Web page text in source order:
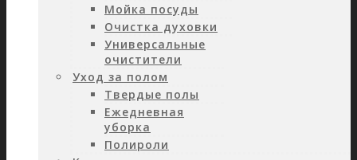
Мойка посуды
Очистка духовки
Универсальные
очистители
Уход за полом
Твердые полы
Ежедневная
уборка
Полироли